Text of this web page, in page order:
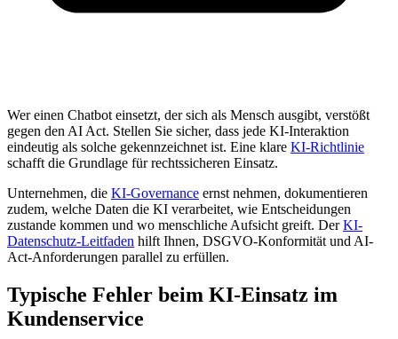
Wer einen Chatbot einsetzt, der sich als Mensch ausgibt, verstößt
gegen den AI Act. Stellen Sie sicher, dass jede KI-Interaktion
eindeutig als solche gekennzeichnet ist. Eine klare KI-Richtlinie
schafft die Grundlage für rechtssicheren Einsatz.
Unternehmen, die KI-Governance ernst nehmen, dokumentieren
zudem, welche Daten die KI verarbeitet, wie Entscheidungen
zustande kommen und wo menschliche Aufsicht greift. DerKI-
Datenschutz-Leitfaden hilft Ihnen, DSGVO-Konformität und AI-
Act-Anforderungen parallel zu erfüllen.
Typische Fehler beim KI-Einsatz im
Kundenservice